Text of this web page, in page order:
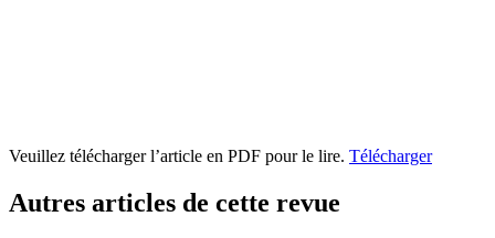
Veuillez télécharger l’article en PDF pour le lire. Télécharger
Autres articles de cette revue